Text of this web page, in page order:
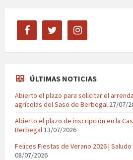
facebook twitter instagram
ÚLTIMAS NOTICIAS
Abierto el plazo para solicitar el
agrícolas del Saso de Berbegal 27/07/
Abierto el plazo de inscripción en la
Berbegal13/07/2026
Felices Fiestas de Verano 2026 |
08/07/2026